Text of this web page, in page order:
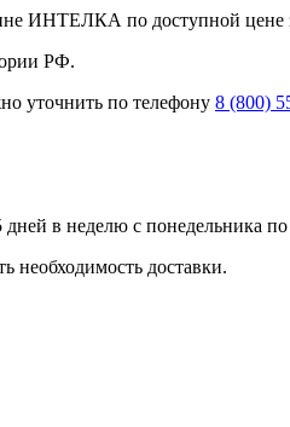
ИНТЕЛКА по доступной цене
РФ.
уточнить по телефону 8 (800)
в неделю с понедельника
необходимость доставки.